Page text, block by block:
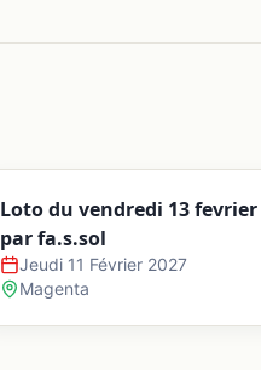
Loto du vendredi 13
par fa.s.sol
Jeudi 11 Février 2027
Magenta